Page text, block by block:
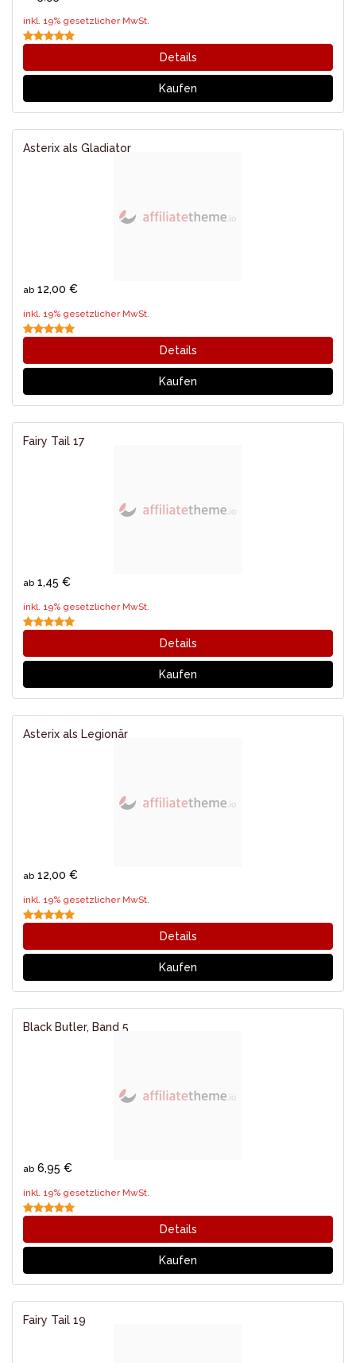
inkl. 19% gesetzlicher MwSt.
Details
Kaufen
Asterix als Gladiator
ab 12,00 €
inkl. 19% gesetzlicher MwSt.
Details
Kaufen
Fairy Tail 17
ab 1,45 €
inkl. 19% gesetzlicher MwSt.
Details
Kaufen
Asterix als Legionär
ab 12,00 €
inkl. 19% gesetzlicher MwSt.
Details
Kaufen
Black Butler, Band 5
ab 6,95 €
inkl. 19% gesetzlicher MwSt.
Details
Kaufen
Fairy Tail 19